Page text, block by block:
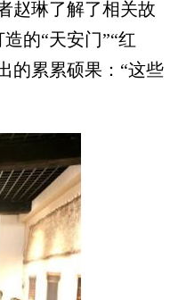
赵琳了解了相关故
的“天安门”“红
的累累硕果：“这些